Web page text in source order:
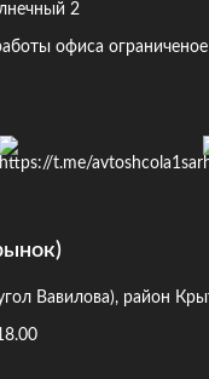
2
офиса
Вавилова), район